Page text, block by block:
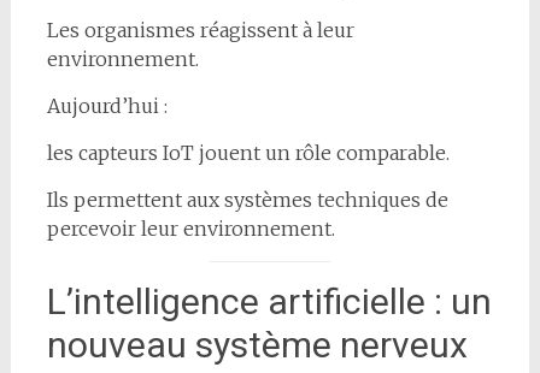
Les organismes réagissent à leur
environnement.
Aujourd’hui :
les capteurs IoT jouent un rôle comparable.
Ils permettent aux systèmes techniques de
percevoir leur environnement.
L’intelligence artificielle : un
nouveau système nerveux